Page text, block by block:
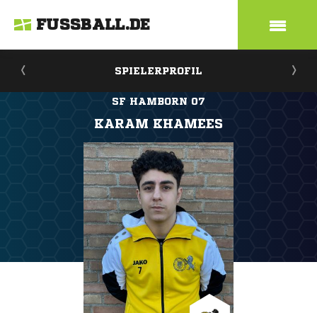
FUSSBALL.DE
SPIELERPROFIL
SF HAMBORN 07
KARAM KHAMEES